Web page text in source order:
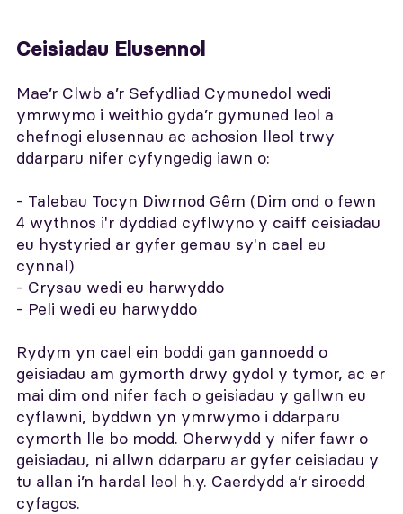
Ceisiadau Elusennol
Mae’r Clwb a’r Sefydliad Cymunedol wedi
ymrwymo i weithio gyda’r gymuned leol a
chefnogi elusennau ac achosion lleol trwy
ddarparu nifer cyfyngedig iawn o:
- Talebau Tocyn Diwrnod Gêm (Dim ond o fewn
4 wythnos i'r dyddiad cyflwyno y caiff ceisiadau
eu hystyried ar gyfer gemau sy'n cael eu
cynnal)
- Crysau wedi eu harwyddo
- Peli wedi eu harwyddo
Rydym yn cael ein boddi gan gannoedd o
geisiadau am gymorth drwy gydol y tymor, ac er
mai dim ond nifer fach o geisiadau y gallwn eu
cyflawni, byddwn yn ymrwymo i ddarparu
cymorth lle bo modd. Oherwydd y nifer fawr o
geisiadau, ni allwn ddarparu ar gyfer ceisiadau y
tu allan i’n hardal leol h.y. Caerdydd a’r siroedd
cyfagos.